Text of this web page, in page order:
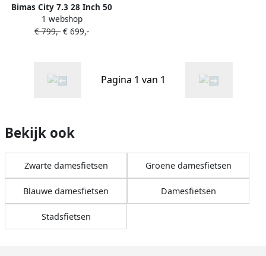
Bimas City 7.3 28 Inch 50
cm Dames 7V Rollerbrake
Matgrijs
1 webshop
€ 799,- € 699,-
Pagina 1 van 1
Bekijk ook
Zwarte damesfietsen Groene damesfietsen
Blauwe damesfietsen Damesfietsen
Stadsfietsen